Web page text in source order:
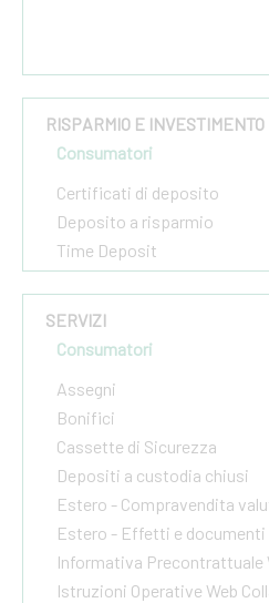
RISPARMIO E INVESTIMENTO
Consumatori
Certificati di deposito
Deposito a risparmio
Time Deposit
SERVIZI
Consumatori
Assegni
Bonifici
Cassette di Sicurezza
Depositi a custodia chiusi
Estero - Compravendita
Estero - Effetti e
Informativa Precontrattuale
Istruzioni Operative Web